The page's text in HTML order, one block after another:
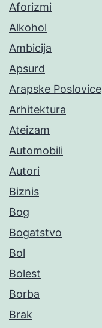
Aforizmi
Alkohol
Ambicija
Apsurd
Arapske Poslovice
Arhitektura
Ateizam
Automobili
Autori
Biznis
Bog
Bogatstvo
Bol
Bolest
Borba
Brak